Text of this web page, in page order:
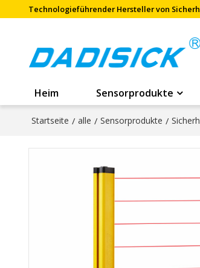
Technologieführender Hersteller von
Heim Sensorprodukte
Startseite / alle / Sensorprodukte /